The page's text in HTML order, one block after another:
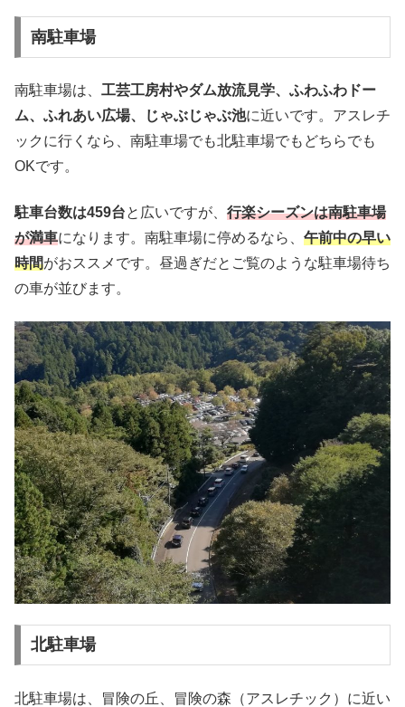
南駐車場
南駐車場は、 工芸工房村やダム放流見学、ふわふわドー
ム、ふれあい広場、じゃぶじゃぶ池に近いです。アスレチ
ックに行くなら、南駐車場でも北駐車場でもどちらでも
OKです。
駐車台数は459台と広いですが、 行楽シーズンは南駐車場
が満車になります。南駐車場に停めるなら、 午前中の早い
時間がおススメです。昼過ぎだとご覧のような駐車場待ち
の車が並びます。
北駐車場
北駐車場は、冒険の丘、冒険の森（アスレチック）に近い